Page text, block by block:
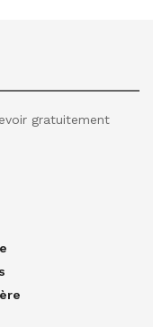
gratuitement